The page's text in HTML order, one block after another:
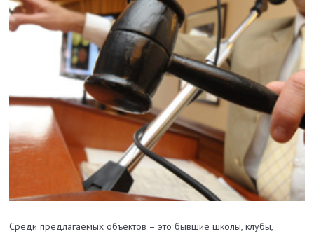
Среди предлагаемых объектов – это бывшие школы, клубы,